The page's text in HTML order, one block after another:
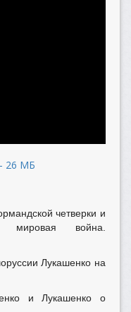
26 МБ
четверки и
мировая война.
Лукашенко на
и Лукашенко о